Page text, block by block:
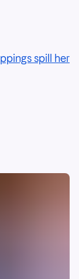
spill her